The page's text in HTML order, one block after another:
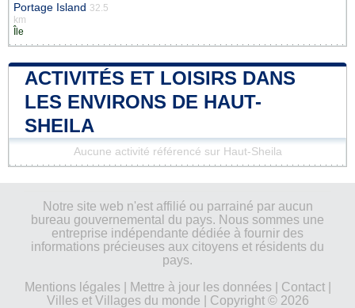
Portage Island 32.5
km
Île
ACTIVITÉS ET LOISIRS DANS
LES ENVIRONS DE HAUT-
SHEILA
Aucune activité référencé sur Haut-Sheila
Notre site web n'est affilié ou parrainé par aucun
bureau gouvernemental du pays. Nous sommes une
entreprise indépendante dédiée à fournir des
informations précieuses aux citoyens et résidents du
pays.
Mentions légales| Mettre à jour les données| Contact|
Villes et Villages du monde | Copyright © 2026